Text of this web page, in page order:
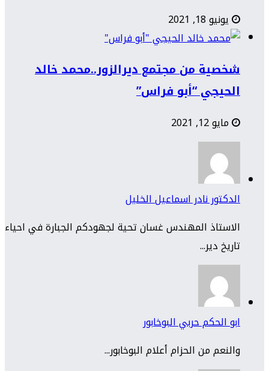
يونيو 18, 2021
شخصية من مجتمع ديرالزور..محمد خالد
الحيجي “أبو فراس”
مايو 12, 2021
الدكتور نادر اسماعيل الخليل
الاستاذ المهندس غسان تحية لجهودكم الجبارة في احياء
تاريخ دير...
ابو الحكم حربي البوخابور
والنعم من الحزام أعلام البوخابور...